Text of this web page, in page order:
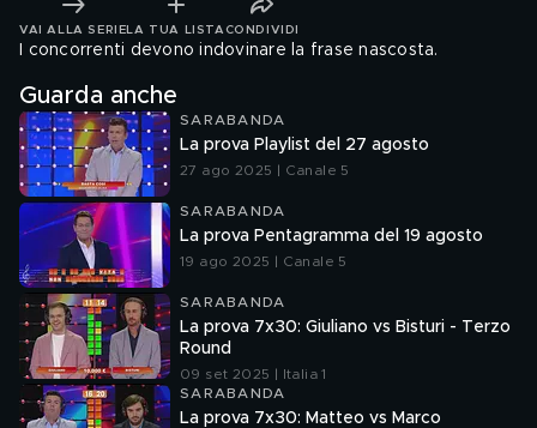
VAI ALLA SERIE LA TUA LISTA CONDIVIDI
I concorrenti devono indovinare la frase nascosta.
Guarda anche
SARABANDA
La prova Playlist del 27 agosto
27 ago 2025 | Canale 5
SARABANDA
La prova Pentagramma del 19 agosto
19 ago 2025 | Canale 5
SARABANDA
La prova 7x30: Giuliano vs Bisturi - Terzo
Round
09 set 2025 | Italia 1
SARABANDA
La prova 7x30: Matteo vs Marco